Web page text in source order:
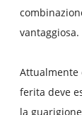
vantaggiosa.
Attualmente
ferita deve
la